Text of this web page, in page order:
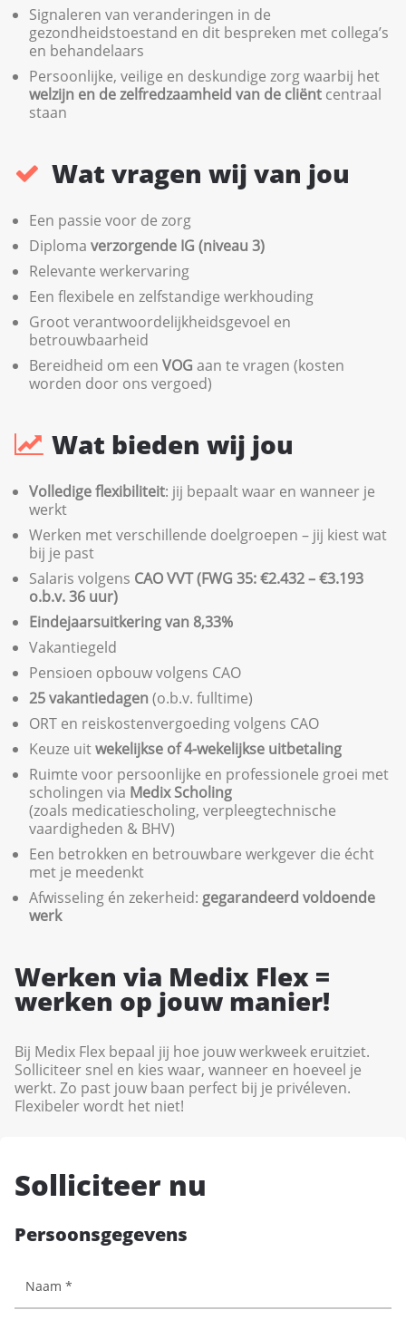
Signaleren van veranderingen in de
gezondheidstoestand en dit bespreken met collega’s
en behandelaars
Persoonlijke, veilige en deskundige zorg waarbij het
welzijn en de zelfredzaamheid van de cliënt centraal
staan
Wat vragen wij van jou
Een passie voor de zorg
Diploma verzorgende IG (niveau 3)
Relevante werkervaring
Een flexibele en zelfstandige werkhouding
Groot verantwoordelijkheidsgevoel en
betrouwbaarheid
Bereidheid om een VOG aan te vragen (kosten
worden door ons vergoed)
Wat bieden wij jou
Volledige flexibiliteit: jij bepaalt waar en wanneer je
werkt
Werken met verschillende doelgroepen – jij kiest wat
bij je past
Salaris volgens CAO VVT (FWG 35: €2.432 – €3.193
o.b.v. 36 uur)
Eindejaarsuitkering van 8,33%
Vakantiegeld
Pensioen opbouw volgens CAO
25 vakantiedagen(o.b.v. fulltime)
ORT en reiskostenvergoeding volgens CAO
Keuze uitwekelijkse of 4-wekelijkse uitbetaling
Ruimte voor persoonlijke en professionele groei met
scholingen via Medix Scholing
(zoals medicatiescholing, verpleegtechnische
vaardigheden & BHV)
Een betrokken en betrouwbare werkgever die écht
met je meedenkt
Afwisseling én zekerheid: gegarandeerd voldoende
werk
Werken via Medix Flex =
werken op jouw manier!
Bij Medix Flex bepaal jij hoe jouw werkweek eruitziet.
Solliciteer snel en kies waar, wanneer en hoeveel je
werkt. Zo past jouw baan perfect bij je privéleven.
Flexibeler wordt het niet!
Solliciteer nu
Persoonsgegevens